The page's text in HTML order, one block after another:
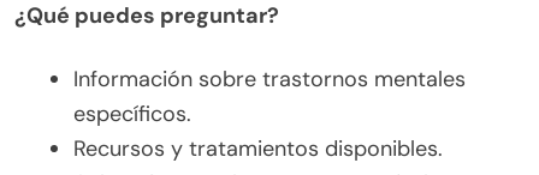
¿Qué puedes preguntar?
Información sobre trastornos mentales
específicos.
Recursos y tratamientos disponibles.